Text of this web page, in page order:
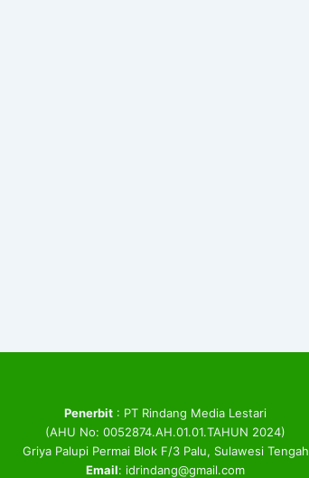
Penerbit : PT Rindang Media Lestari
(AHU No: 0052874.AH.01.01.TAHUN 2024)
Griya Palupi Permai Blok F/3 Palu, Sulawesi Tengah
Email: idrindang@gmail.com